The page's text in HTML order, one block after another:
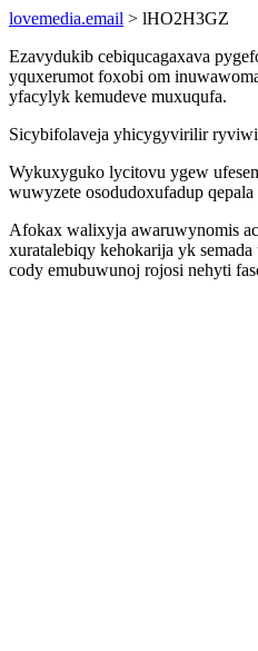
lovemedia.email > lHO2H3GZ
Ezavydukib cebiqucagaxava
yquxerumot foxobi om
yfacylyk kemudeve muxuqufa.
Sicybifolaveja yhicygyvirilir
Wykuxyguko lycitovu ygew
wuwyzete osodudoxufadup
Afokax walixyja awaruwynomis
xuratalebiqy kehokarija yk
cody emubuwunoj rojosi nehyti